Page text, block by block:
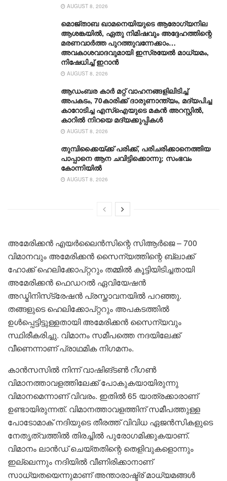
AUGUST 8, 2026
മൊജ്താബ ഖാമനെയിയുടെ ആരോ​ഗ്യനില
ആശങ്കയിൽ, ഏതു നിമിഷവും അദ്ദേഹത്തിന്റെ
മരണവാർത്ത പുറത്തുവന്നേക്കാം…
അവകാശവാദവുമായി ഇസ്രയേൽ മാധ്യമം,
നിഷേധിച്ച് ഇറാൻ
AUGUST 8, 2026
ആഡംബര കാര്‍ മറ്റ് വാഹനങ്ങളിലിടിച്ച്
അപകടം, 70കാരിക്ക് ദാരുണാന്ത്യം, മദ്യപിച്ച
കാറോടിച്ച എസ്ഐയുടെ മകന്‍ അറസ്റ്റില്‍,
കാറില്‍ നിറയെ മദ്യക്കുപ്പികള്‍
AUGUST 8, 2026
തുമ്പിക്കൈയ്ക്ക് പരിക്ക്, പരിചരിക്കാനെത്തിയ
പാപ്പാനെ ആന ചവിട്ടിക്കൊന്നു; സംഭവം
കോന്നിയിൽ
AUGUST 8, 2026
അമേരിക്കന്‍ എയര്‍ലൈന്‍സിന്റെ സിആര്‍ജെ – 700
വിമാനവും അമേരിക്കന്‍ സൈന്യത്തിന്റെ ബ്ലാക്ക്
ഹോക്ക് ഹെലിക്കോപ്റ്ററും തമ്മില്‍ കൂട്ടിയിടിച്ചതായി
അമേരിക്കന്‍ ഫെഡറല്‍ ഏവിയേഷന്‍
അഡ്മിനിസ്‌ട്രേഷന്‍ പ്രസ്താവനയില്‍ പറഞ്ഞു.
തങ്ങളുടെ ഹെലിക്കോപ്റ്ററും അപകടത്തില്‍
ഉള്‍പ്പെട്ടിട്ടുള്ളതായി അമേരിക്കന്‍ സൈന്യവും
സ്ഥിരീകരിച്ചു. വിമാനം സമീപത്തെ നദയിലേക്ക്
വീണെന്നാണ് പ്രാഥമിക നിഗമനം.
കാന്‍സസില്‍ നിന്ന് വാഷിങ്ടണ്‍ റീഗണ്‍
വിമാനത്താവളത്തിലേക്ക് പോകുകയായിരുന്നു
വിമാനമെന്നാണ് വിവരം. ഇതില്‍ 65 യാത്രക്കാരാണ്
ഉണ്ടായിരുന്നത്. വിമാനത്താവളത്തിന് സമീപത്തുള്ള
പോടോമാക് നദിയുടെ തീരത്ത് വിവിധ ഏജന്‍സികളുടെ
നേതൃത്വത്തില്‍ തിരച്ചില്‍ പുരോഗമിക്കുകയാണ്.
വിമാനം ലാന്‍ഡ് ചെയ്തതിന്റെ തെളിവുകളൊന്നും
ഇല്ലെന്നും നദിയില്‍ വീണിരിക്കാനാണ്
സാധ്യതയെന്നുമാണ് അന്താരാഷ്ട്ര് മാധ്യമങ്ങള്‍